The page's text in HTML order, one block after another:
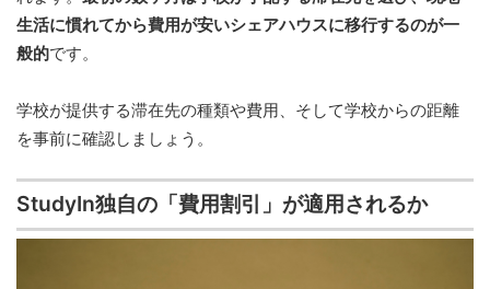
生活に慣れてから費用が安いシェアハウスに移行するのが一
般的です。
学校が提供する滞在先の種類や費用、そして学校からの距離
を事前に確認しましょう。
StudyIn独自の「費用割引」が適用されるか